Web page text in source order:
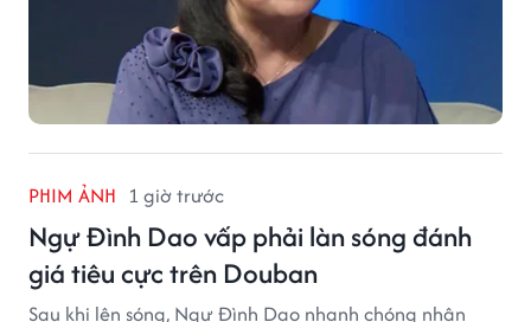
PHIM ẢNH 1 giờ trước
Ngự Đình Dao vấp phải làn sóng đánh
giá tiêu cực trên Douban
Sau khi lên sóng, Ngự Đình Dao nhanh chóng nhận